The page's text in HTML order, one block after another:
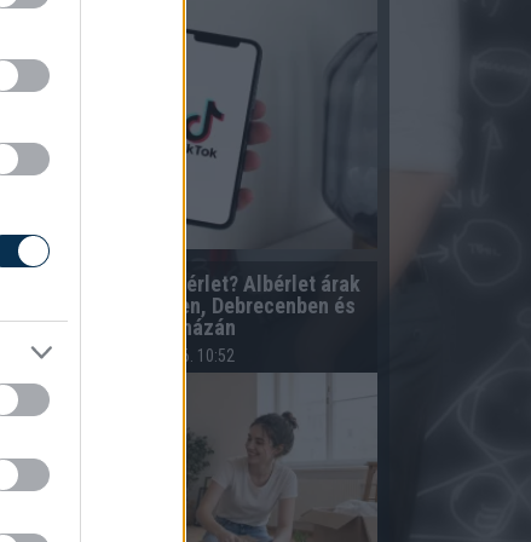
Mennyibe kerül az albérlet? Albérlet árak
Budapesten, Szegeden, Debrecenben és
Nyíregyházán
2026.08.06. 10:52